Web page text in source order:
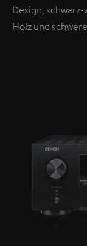
Design,
Holz und